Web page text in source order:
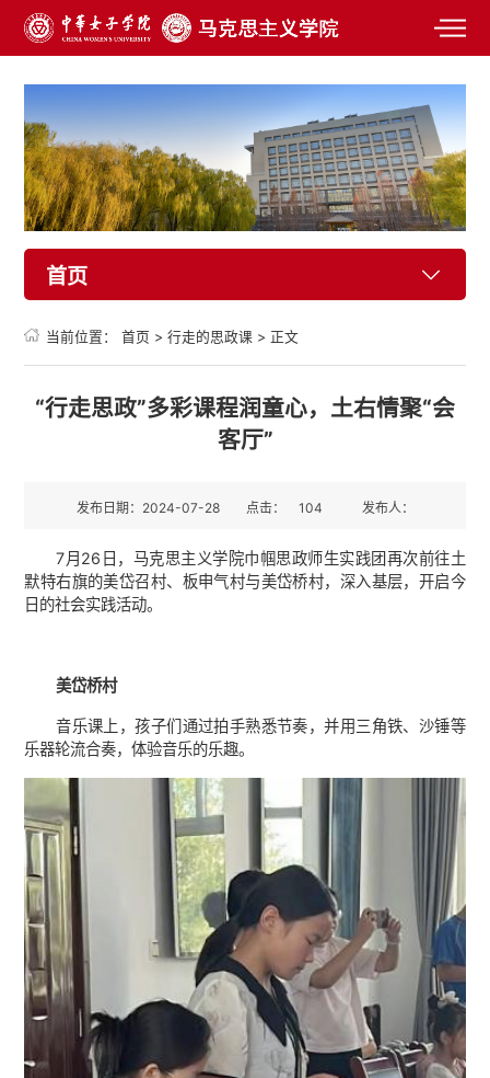
首页
当前位置：首页 >行走的思政课 > 正文
“行走思政”多彩课程润童心，土右情聚“会
客厅”
发布日期：2024-07-28 点击： 104 发布人：
7月26日，马克思主义学院巾帼思政师生实践团再次前往土
默特右旗的美岱召村、板申气村与美岱桥村，深入基层，开启今
日的社会实践活动。
美岱桥村
音乐课上，孩子们通过拍手熟悉节奏，并用三角铁、沙锤等
乐器轮流合奏，体验音乐的乐趣。